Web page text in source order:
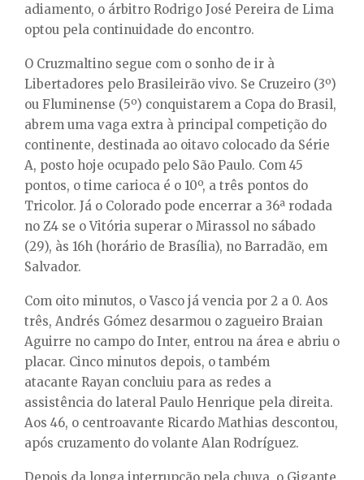
adiamento, o árbitro Rodrigo José Pereira de Lima
optou pela continuidade do encontro.
O Cruzmaltino segue com o sonho de ir à
Libertadores pelo Brasileirão vivo. Se Cruzeiro (3º)
ou Fluminense (5º) conquistarem a Copa do Brasil,
abrem uma vaga extra à principal competição do
continente, destinada ao oitavo colocado da Série
A, posto hoje ocupado pelo São Paulo. Com 45
pontos, o time carioca é o 10º, a três pontos do
Tricolor. Já o Colorado pode encerrar a 36ª rodada
no Z4 se o Vitória superar o Mirassol no sábado
(29), às 16h (horário de Brasília), no Barradão, em
Salvador.
Com oito minutos, o Vasco já vencia por 2 a 0. Aos
três, Andrés Gómez desarmou o zagueiro Braian
Aguirre no campo do Inter, entrou na área e abriu o
placar. Cinco minutos depois, o também
atacante Rayan concluiu para as redes a
assistência do lateral Paulo Henrique pela direita.
Aos 46, o centroavante Ricardo Mathias descontou,
após cruzamento do volante Alan Rodríguez.
Depois da longa interrupção pela chuva, o Gigante